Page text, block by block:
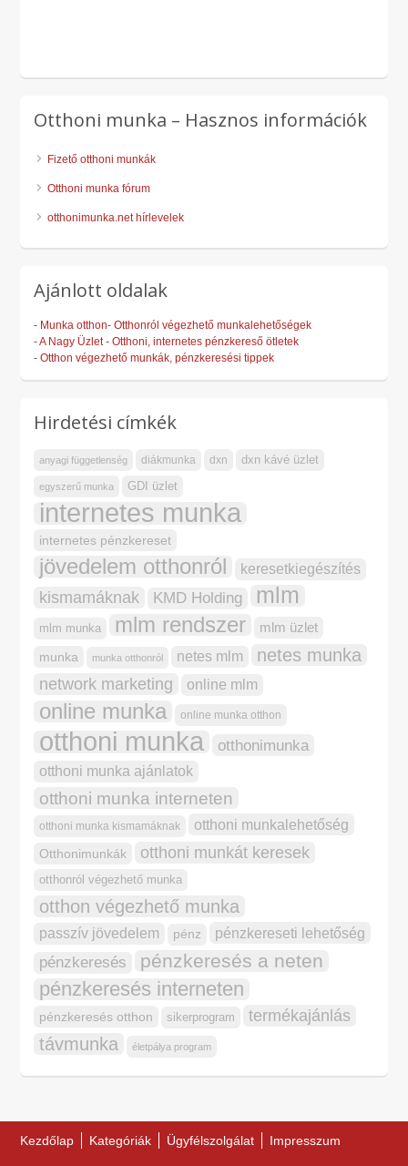
Otthoni munka – Hasznos információk
Fizető otthoni munkák
Otthoni munka fórum
otthonimunka.net hírlevelek
Ajánlott oldalak
- Munka otthon- Otthonról végezhető munkalehetőségek
-A Nagy Üzlet - Otthoni, internetes pénzkereső ötletek
-Otthon végezhető munkák, pénzkeresési tippek
Hirdetési címkék
anyagi függetlenség diákmunka dxn dxn kávé üzlet
egyszerű munka GDI üzlet
internetes munka
internetes pénzkereset
jövedelem otthonról keresetkiegészítés
kismamáknak KMD Holding mlm
mlm munka mlm rendszer mlm üzlet
munka munka otthonról netes mlm netes munka
network marketing online mlm
online munka online munka otthon
otthoni munka otthonimunka
otthoni munka ajánlatok
otthoni munka interneten
otthoni munka kismamáknak otthoni munkalehetőség
Otthonimunkák otthoni munkát keresek
otthonról végezhető munka
otthon végezhető munka
passzív jövedelem pénz pénzkereseti lehetőség
pénzkeresés pénzkeresés a neten
pénzkeresés interneten
pénzkeresés otthon sikerprogram termékajánlás
távmunka életpálya program
Kezdőlap Kategóriák Ügyfélszolgálat Impresszum